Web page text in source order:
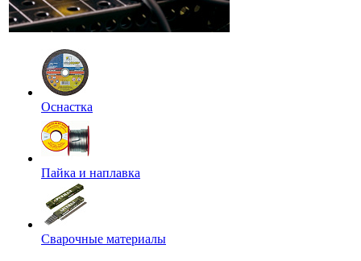
Оснастка
Пайка и наплавка
Сварочные материалы